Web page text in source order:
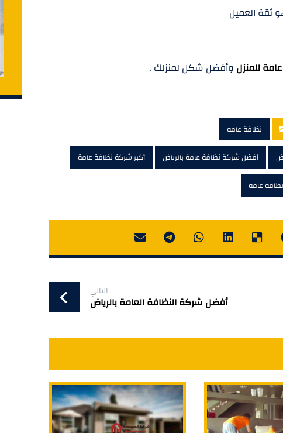
ثقة العميل
للمنزل وأفضل شكل لمنزلك .
نظافة عامه
أفضل شركة نظافة عامة بالرياض أكبر شركة نظافة عامة
نظافة عامة
التالي
أفضل شركة النظافة العامة بالرياض